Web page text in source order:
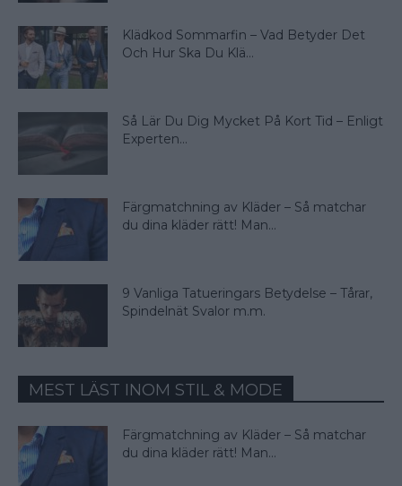
Klädkod Sommarfin – Vad Betyder Det
Och Hur Ska Du Klä...
Så Lär Du Dig Mycket På Kort Tid – Enligt
Experten...
Färgmatchning av Kläder – Så matchar
du dina kläder rätt! Man...
9 Vanliga Tatueringars Betydelse – Tårar,
Spindelnät Svalor m.m.
MEST LÄST INOM STIL & MODE
Färgmatchning av Kläder – Så matchar
du dina kläder rätt! Man...